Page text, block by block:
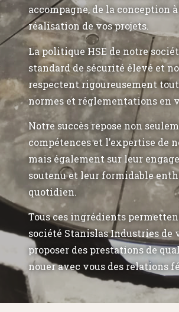
accompagne, de la conception
réalisation de vos projets.
La politique HSE de notre
standard de sécurité élevé et
respectent rigoureusement
normes et réglementations en
Notre succès repose non
compétences et l’expertise de
mais également sur leur
soutenu et leur formidable
quotidien.
Tous ces ingrédients
société Stanislas Industries de
proposer des prestations de
nouer avec vous des relations